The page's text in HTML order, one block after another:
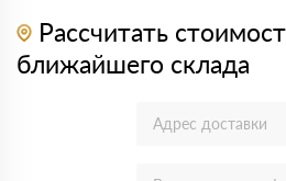
Рассчитать
ближайшего склада